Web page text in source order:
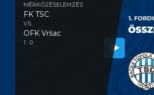
MÉRKŐZÉSELEMZÉS
FK TSC
VS
OFK Vršac
1 : 0